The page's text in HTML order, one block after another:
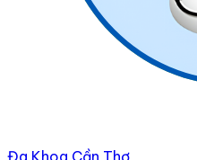
Đa Khoa Cần Thơ